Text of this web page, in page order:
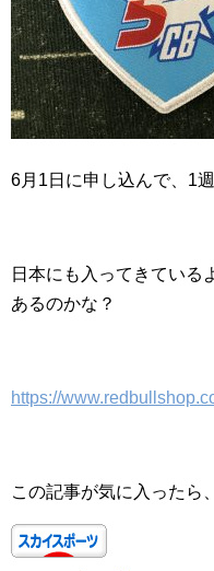
6月1日に申し込んで、1
日本にも入ってきている
あるのかな？
https://
この記事が気に入ったら